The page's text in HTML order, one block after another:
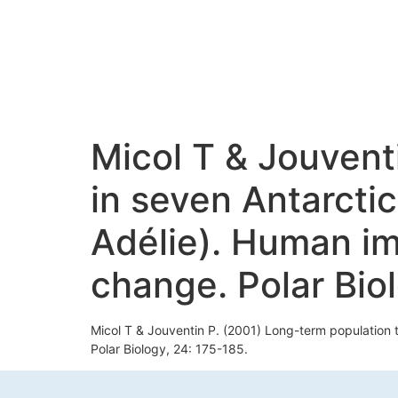
Micol T &
in seven
Adélie). Human
change. Polar
Micol T & Jouventin P. (2001) Long-term
Polar Biology, 24: 175-185.